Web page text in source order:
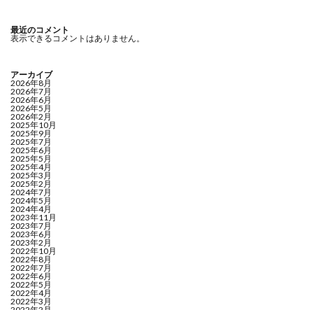
最近のコメント
表示できるコメントはありません。
アーカイブ
2026年8月
2026年7月
2026年6月
2026年5月
2026年2月
2025年10月
2025年9月
2025年7月
2025年6月
2025年5月
2025年4月
2025年3月
2025年2月
2024年7月
2024年5月
2024年4月
2023年11月
2023年7月
2023年6月
2023年2月
2022年10月
2022年8月
2022年7月
2022年6月
2022年5月
2022年4月
2022年3月